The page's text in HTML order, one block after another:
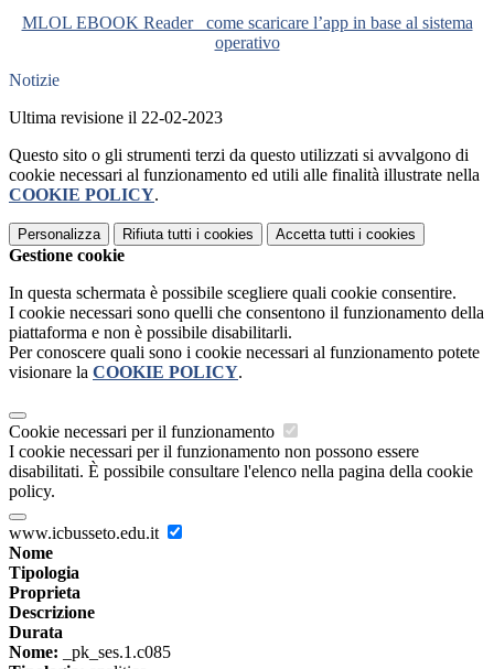
MLOL EBOOK Reader_ come scaricare l’app in base al sistema
operativo
Notizie
Ultima revisione il 22-02-2023
Questo sito o gli strumenti terzi da questo utilizzati si avvalgono di
cookie necessari al funzionamento ed utili alle finalità illustrate nella
COOKIE POLICY.
Personalizza Rifiuta tutti i cookies Accetta tutti i cookies
Gestione cookie
In questa schermata è possibile scegliere quali cookie consentire.
I cookie necessari sono quelli che consentono il funzionamento della
piattaforma e non è possibile disabilitarli.
Per conoscere quali sono i cookie necessari al funzionamento potete
visionare la COOKIE POLICY.
Cookie necessari per il funzionamento
I cookie necessari per il funzionamento non possono essere
disabilitati. È possibile consultare l'elenco nella pagina della cookie
policy.
www.icbusseto.edu.it
Nome
Tipologia
Proprieta
Descrizione
Durata
Nome: _pk_ses.1.c085